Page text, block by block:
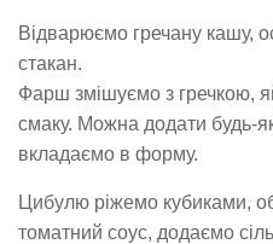
Відварюємо гречану кашу,
стакан.
Фарш змішуємо з гречкою,
смаку. Можна додати будь-
вкладаємо в форму.
Цибулю ріжемо кубиками,
томатний соус, додаємо